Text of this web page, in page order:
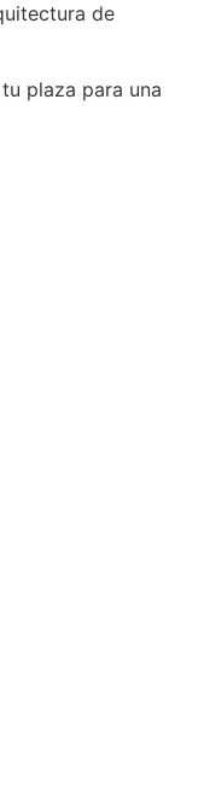
de
plaza para una